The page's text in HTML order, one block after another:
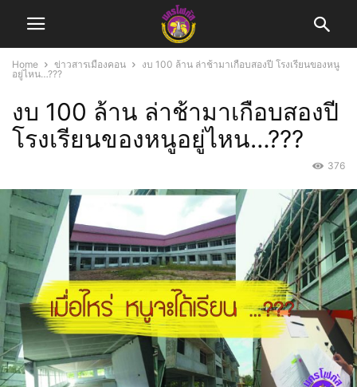
Home ข่าวสารเมืองคอน
งบ 100 ล้าน ล่าช้ามาเกือบสองปี โรงเรียนของหนู
อยู่ไหน…???
งบ 100 ล้าน ล่าช้ามาเกือบสองปี
โรงเรียนของหนูอยู่ไหน…???
376